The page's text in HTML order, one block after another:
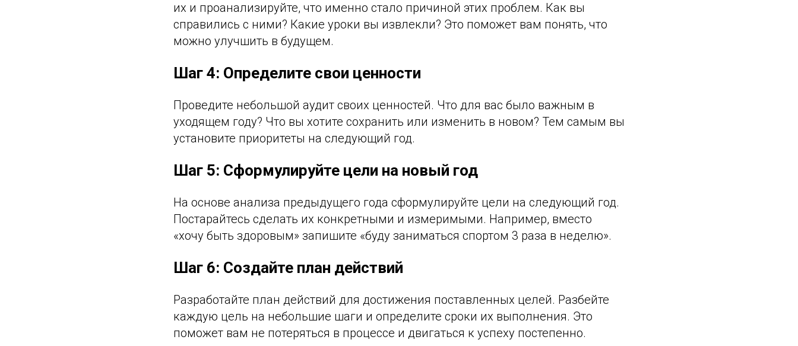
их и проанализируйте, что именно стало причиной этих проблем. Как вы
справились с ними? Какие уроки вы извлекли? Это поможет вам понять, что
можно улучшить в будущем.
Шаг 4: Определите свои ценности
Проведите небольшой аудит своих ценностей. Что для вас было важным в
уходящем году? Что вы хотите сохранить или изменить в новом? Тем самым вы
установите приоритеты на следующий год.
Шаг 5: Сформулируйте цели на новый год
На основе анализа предыдущего года сформулируйте цели на следующий год.
Постарайтесь сделать их конкретными и измеримыми. Например, вместо
«хочу быть здоровым» запишите «буду заниматься спортом 3 раза в неделю».
Шаг 6: Создайте план действий
Разработайте план действий для достижения поставленных целей. Разбейте
каждую цель на небольшие шаги и определите сроки их выполнения. Это
поможет вам не потеряться в процессе и двигаться к успеху постепенно.